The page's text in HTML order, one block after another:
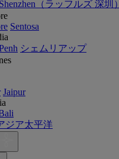
（ラッフルズ 深圳）
Sentosa
シェムリアップ
Jaipur
ジア太平洋